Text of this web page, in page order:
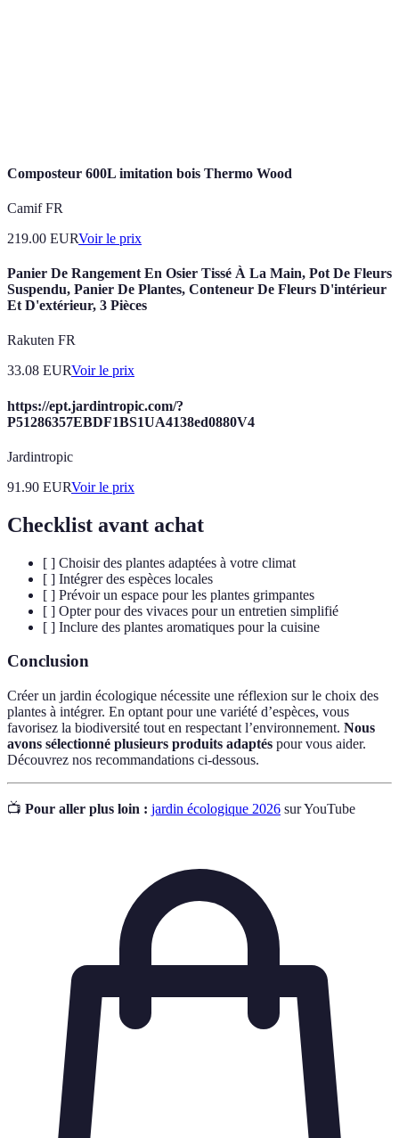
Composteur 600L imitation bois Thermo Wood
Camif FR
219.00 EURVoir le prix
Panier De Rangement En Osier Tissé À La Main, Pot De Fleurs
Suspendu, Panier De Plantes, Conteneur De Fleurs D'intérieur
Et D'extérieur, 3 Pièces
Rakuten FR
33.08 EURVoir le prix
https://ept.jardintropic.com/?
P51286357EBDF1BS1UA4138ed0880V4
Jardintropic
91.90 EURVoir le prix
Checklist avant achat
[ ] Choisir des plantes adaptées à votre climat
[ ] Intégrer des espèces locales
[ ] Prévoir un espace pour les plantes grimpantes
[ ] Opter pour des vivaces pour un entretien simplifié
[ ] Inclure des plantes aromatiques pour la cuisine
Conclusion
Créer un jardin écologique nécessite une réflexion sur le choix des
plantes à intégrer. En optant pour une variété d’espèces, vous
favorisez la biodiversité tout en respectant l’environnement. Nous
avons sélectionné plusieurs produits adaptés pour vous aider.
Découvrez nos recommandations ci-dessous.
📺 Pour aller plus loin : jardin écologique 2026 sur YouTube